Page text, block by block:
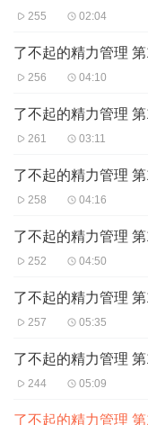
255 02:04
了不起的精力管理
256 04:10
了不起的精力管理
261 03:11
了不起的精力管理
258 04:16
了不起的精力管理
252 04:50
257 05:35
了不起的精力管理
244 05:09
了不起的精力管理